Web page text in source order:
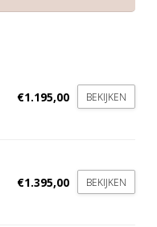
€1.195,00 BEKIJKEN
€1.395,00 BEKIJKEN